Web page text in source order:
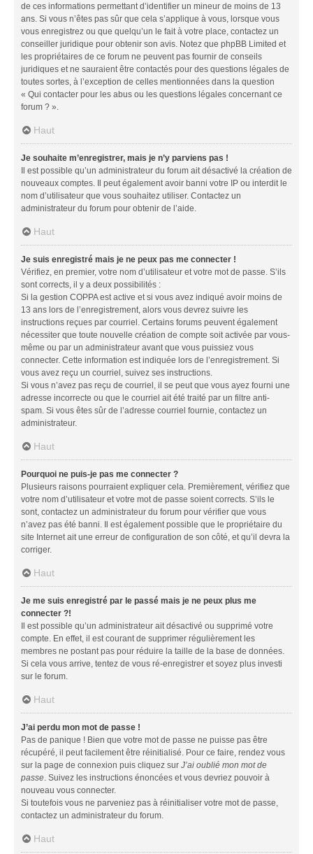
de ces informations permettant d’identifier un mineur de moins de 13
ans. Si vous n’êtes pas sûr que cela s’applique à vous, lorsque vous
vous enregistrez ou que quelqu’un le fait à votre place, contactez un
conseiller juridique pour obtenir son avis. Notez que phpBB Limited et
les propriétaires de ce forum ne peuvent pas fournir de conseils
juridiques et ne sauraient être contactés pour des questions légales de
toutes sortes, à l’exception de celles mentionnées dans la question
« Qui contacter pour les abus ou les questions légales concernant ce
forum ? ».
Haut
Je souhaite m’enregistrer, mais je n’y parviens pas !
Il est possible qu’un administrateur du forum ait désactivé la création de
nouveaux comptes. Il peut également avoir banni votre IP ou interdit le
nom d’utilisateur que vous souhaitez utiliser. Contactez un
administrateur du forum pour obtenir de l’aide.
Haut
Je suis enregistré mais je ne peux pas me connecter !
Vérifiez, en premier, votre nom d’utilisateur et votre mot de passe. S’ils
sont corrects, il y a deux possibilités :
Si la gestion COPPA est active et si vous avez indiqué avoir moins de
13 ans lors de l’enregistrement, alors vous devrez suivre les
instructions reçues par courriel. Certains forums peuvent également
nécessiter que toute nouvelle création de compte soit activée par vous-
même ou par un administrateur avant que vous puissiez vous
connecter. Cette information est indiquée lors de l’enregistrement. Si
vous avez reçu un courriel, suivez ses instructions.
Si vous n’avez pas reçu de courriel, il se peut que vous ayez fourni une
adresse incorrecte ou que le courriel ait été traité par un filtre anti-
spam. Si vous êtes sûr de l’adresse courriel fournie, contactez un
administrateur.
Haut
Pourquoi ne puis-je pas me connecter ?
Plusieurs raisons pourraient expliquer cela. Premièrement, vérifiez que
votre nom d’utilisateur et votre mot de passe soient corrects. S’ils le
sont, contactez un administrateur du forum pour vérifier que vous
n’avez pas été banni. Il est également possible que le propriétaire du
site Internet ait une erreur de configuration de son côté, et qu’il devra la
corriger.
Haut
Je me suis enregistré par le passé mais je ne peux plus me
connecter ?!
Il est possible qu’un administrateur ait désactivé ou supprimé votre
compte. En effet, il est courant de supprimer régulièrement les
membres ne postant pas pour réduire la taille de la base de données.
Si cela vous arrive, tentez de vous ré-enregistrer et soyez plus investi
sur le forum.
Haut
J’ai perdu mon mot de passe !
Pas de panique ! Bien que votre mot de passe ne puisse pas être
récupéré, il peut facilement être réinitialisé. Pour ce faire, rendez vous
sur la page de connexion puis cliquez sur J’ai oublié mon mot de
passe. Suivez les instructions énoncées et vous devriez pouvoir à
nouveau vous connecter.
Si toutefois vous ne parveniez pas à réinitialiser votre mot de passe,
contactez un administrateur du forum.
Haut